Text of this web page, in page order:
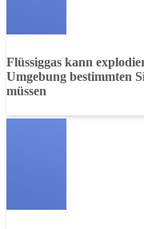
Flüssiggas kann
Umgebung bestimmten
müssen